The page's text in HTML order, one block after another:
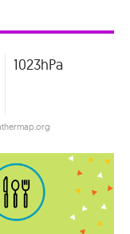
1023hPa